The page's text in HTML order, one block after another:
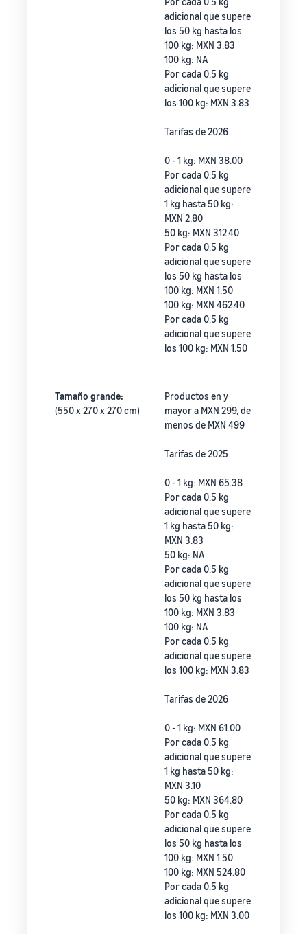
adicional que supere
los 50 kg hasta los
100 kg: MXN 3.83
100 kg: NA
Por cada 0.5 kg
adicional que supere
los 100 kg: MXN 3.83
Tarifas de 2026
0 - 1 kg: MXN 38.00
Por cada 0.5 kg
adicional que supere
1 kg hasta 50 kg:
MXN 2.80
50 kg: MXN 312.40
Por cada 0.5 kg
adicional que supere
los 50 kg hasta los
100 kg: MXN 1.50
100 kg: MXN 462.40
Por cada 0.5 kg
adicional que supere
los 100 kg: MXN 1.50
Tamaño grande:
(550 x 270 x 270 cm)
Productos en y
mayor a MXN 299, de
menos de MXN 499
Tarifas de 2025
0 - 1 kg: MXN 65.38
Por cada 0.5 kg
adicional que supere
1 kg hasta 50 kg:
MXN 3.83
50 kg: NA
Por cada 0.5 kg
adicional que supere
los 50 kg hasta los
100 kg: MXN 3.83
100 kg: NA
Por cada 0.5 kg
adicional que supere
los 100 kg: MXN 3.83
Tarifas de 2026
0 - 1 kg: MXN 61.00
Por cada 0.5 kg
adicional que supere
1 kg hasta 50 kg:
MXN 3.10
50 kg: MXN 364.80
Por cada 0.5 kg
adicional que supere
los 50 kg hasta los
100 kg: MXN 1.50
100 kg: MXN 524.80
Por cada 0.5 kg
adicional que supere
los 100 kg: MXN 3.00